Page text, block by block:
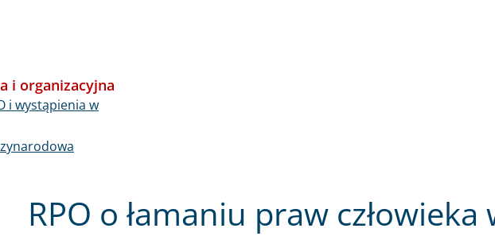
RPO o łamaniu praw człowieka
i organizacyjna
i wystąpienia w